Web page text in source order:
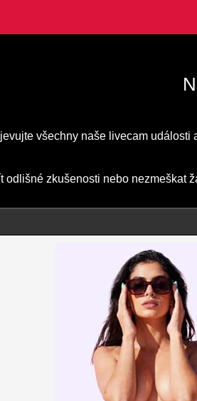
všechny naše livecam
zkušenosti nebo nezmeškat